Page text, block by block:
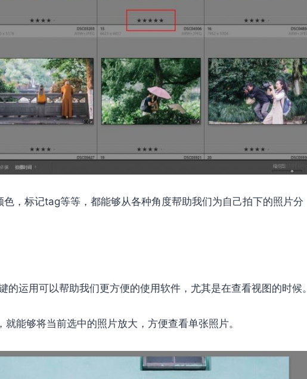
色，标记tag等等，都能够从各种角度帮助我们为自己拍下的照片分
的运用可以帮助我们更方便的使用软件，尤其是在查看视图的时候。
能够将当前选中的照片放大，方便查看单张照片。